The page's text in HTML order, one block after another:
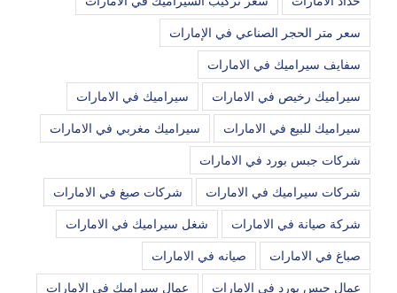
سعر متر الحجر الصناعي في الإمارات
سفايف سيراميك في الامارات
سيراميك رخيص في الامارات سيراميك في الامارات
سيراميك للبيع في الامارات سيراميك مغربي في الامارات
شركات جبس بورد في الامارات
شركات سيراميك في الامارات شركات صبغ في الامارات
شركة صيانة في الامارات شغل سيراميك في الامارات
صباغ في الامارات صيانه في الامارات
عمال جبس بورد في الامارات عمال سيراميك في الامارات